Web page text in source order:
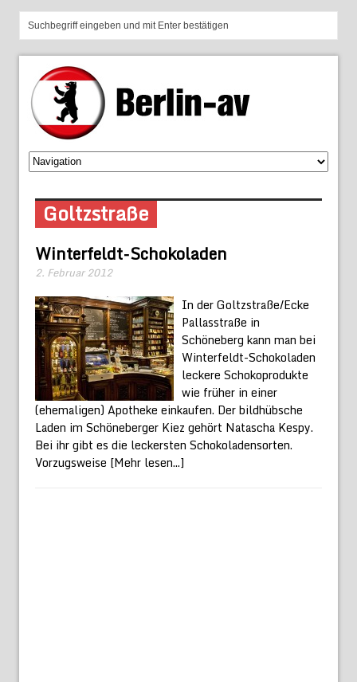
Goltzstraße
Winterfeldt-Schokoladen
2. Februar 2012
In der Goltzstraße/Ecke
Pallasstraße in
Schöneberg kann man bei
Winterfeldt-Schokoladen
leckere Schokoprodukte
wie früher in einer
(ehemaligen) Apotheke einkaufen. Der bildhübsche
Laden im Schöneberger Kiez gehört Natascha Kespy.
Bei ihr gibt es die leckersten Schokoladensorten.
Vorzugsweise [Mehr lesen...]